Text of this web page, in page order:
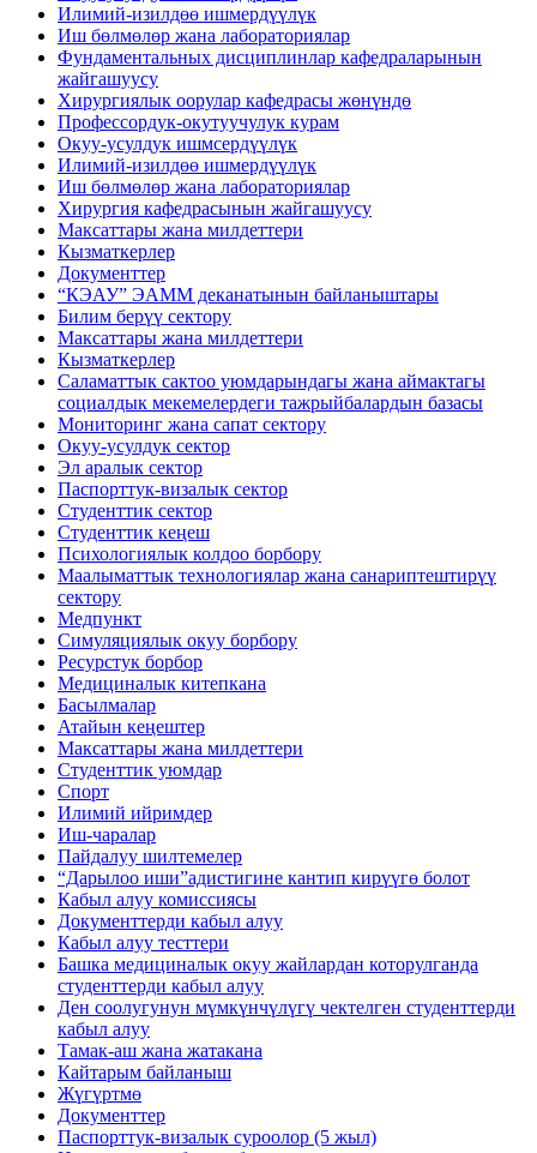
Илимий-изилдөө ишмердүүлүк
Иш бөлмөлөр жана лабораториялар
Фундаментальных дисциплинлар кафедраларынын
жайгашуусу
Хирургиялык оорулар кафедрасы жөнүндө
Профессордук-окутуучулук курам
Окуу-усулдук ишмсердүүлүк
Илимий-изилдөө ишмердүүлүк
Иш бөлмөлөр жана лабораториялар
Хирургия кафедрасынын жайгашуусу
Максаттары жана милдеттери
Кызматкерлер
Документтер
“КЭАУ” ЭАММ деканатынын байланыштары
Билим берүү сектору
Максаттары жана милдеттери
Кызматкерлер
Саламаттык сактоо уюмдарындагы жана аймактагы
социалдык мекемелердеги тажрыйбалардын базасы
Мониторинг жана сапат сектору
Окуу-усулдук сектор
Эл аралык сектор
Паспорттук-визалык сектор
Студенттик сектор
Студенттик кеңеш
Психологиялык колдоо борбору
Маалыматтык технологиялар жана санариптештирүү
сектору
Медпункт
Симуляциялык окуу борбору
Ресурстук борбор
Медициналык китепкана
Басылмалар
Атайын кеңештер
Максаттары жана милдеттери
Студенттик уюмдар
Спорт
Илимий ийримдер
Иш-чаралар
Пайдалуу шилтемелер
“Дарылоо иши”адистигине кантип кирүүгө болот
Кабыл алуу комиссиясы
Документтерди кабыл алуу
Кабыл алуу тесттери
Башка медициналык окуу жайлардан которулганда
студенттерди кабыл алуу
Ден соолугунун мүмкүнчүлүгү чектелген студенттерди
кабыл алуу
Тамак-аш жана жатакана
Кайтарым байланыш
Жүгүртмө
Документтер
Паспорттук-визалык суроолор (5 жыл)